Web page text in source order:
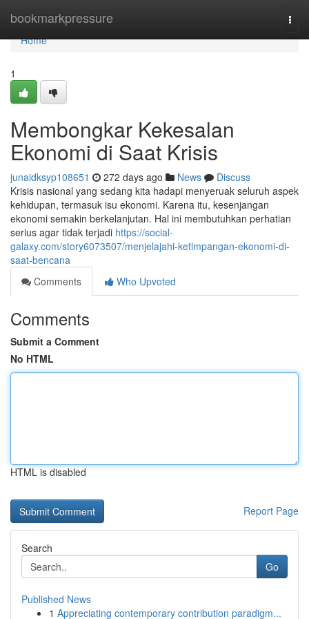
bookmarkpressure
Home
Home
1
Membongkar Kekesalan
Ekonomi di Saat Krisis
junaidksyp108651 272 days ago News
Discuss
Krisis nasional yang sedang kita hadapi menyeruak seluruh aspek
kehidupan, termasuk isu ekonomi. Karena itu, kesenjangan
ekonomi semakin berkelanjutan. Hal ini membutuhkan perhatian
serius agar tidak terjadi https://social-
galaxy.com/story6073507/menjelajahi-ketimpangan-ekonomi-di-
saat-bencana
Comments
Who Upvoted
Comments
Submit a Comment
No HTML
HTML is disabled
Report Page
Search
Go
Published News
1 Appreciating contemporary contribution paradigm...